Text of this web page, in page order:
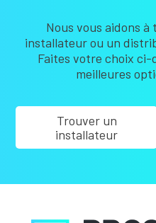
Nous vous aidons
installateur ou un
Faites votre choix ci-
meilleures
Trouver un
installateur